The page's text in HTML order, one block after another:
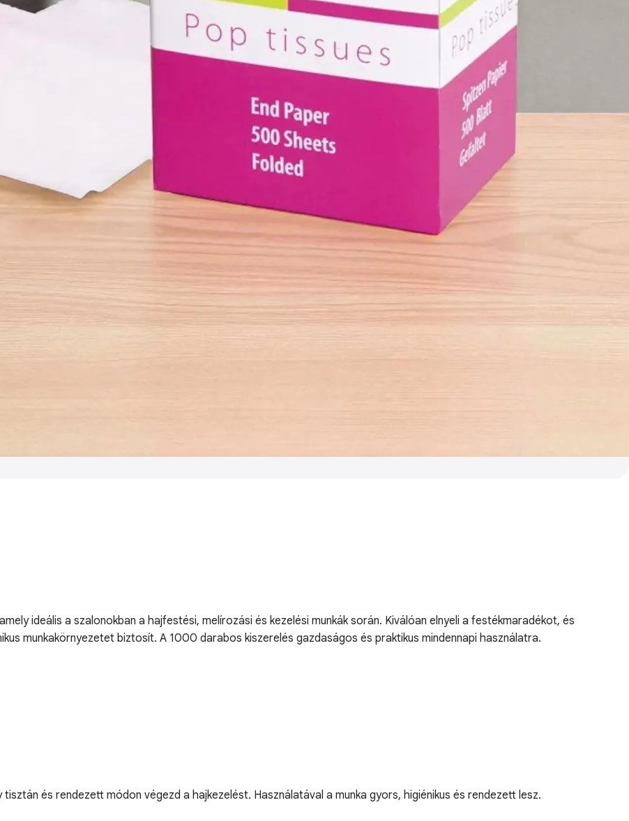
ideális a szalonokban a hajfestési, melírozási és kezelési munkák során. Kiválóan elnyeli a festékmaradékot, és
munkakörnyezetet biztosít. A 1000 darabos kiszerelés gazdaságos és praktikus mindennapi használatra.
és rendezett módon végezd a hajkezelést. Használatával a munka gyors, higiénikus és rendezett lesz.